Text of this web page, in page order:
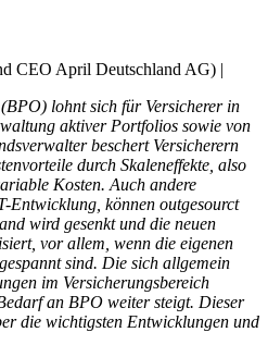
CEO April Deutschland AG) |
lohnt sich für Versicherer in
aktiver Portfolios sowie von
beschert Versicherern
durch Skaleneffekte, also
Kosten. Auch andere
Entwicklung, können outgesourct
wird gesenkt und die neuen
vor allem, wenn die eigenen
sind. Die sich allgemein
im Versicherungsbereich
an BPO weiter steigt. Dieser
die wichtigsten Entwicklungen und